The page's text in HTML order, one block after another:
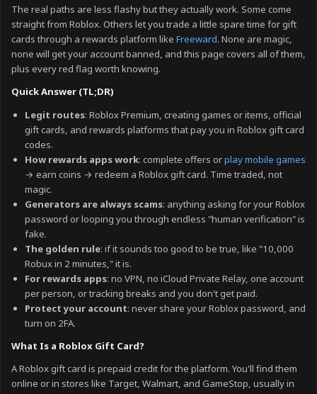
The real paths are less flashy but they actually work. Some come
straight from Roblox. Others let you trade a little spare time for gift
cards through a rewards platform like Freeward. None are magic,
none will get your account banned, and this page covers all of them,
plus every red flag worth knowing.
Quick Answer (TL;DR)
Legit routes: Roblox Premium, creating games or items, official
gift cards, and rewards platforms that pay you in Roblox gift card
codes.
How rewards apps work: complete offers orplay mobile games
→ earn coins → redeem a Roblox gift card. Time traded, not
magic.
Generators are always scams: anything asking for your Roblox
password or looping you through endless "human verification" is
fake.
The golden rule: if it sounds too good to be true, like "10,000
Robux in 2 minutes," it is.
For rewards apps: no VPN, no iCloud Private Relay, one account
per person, or tracking breaks and you don't get paid.
Protect your account: never share your Roblox password, and
turn on 2FA.
What Is a Roblox Gift Card?
A Roblox gift card is prepaid credit for the platform. You'll find them
online or in stores like Target, Walmart, and GameStop, usually in